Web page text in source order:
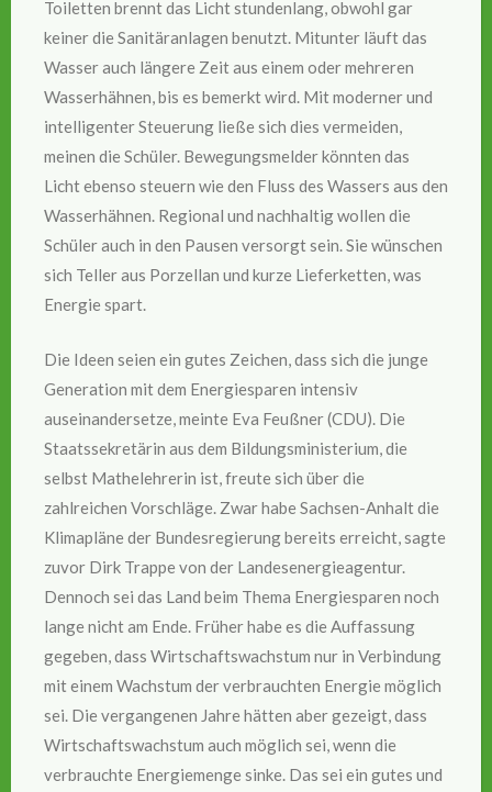
Toiletten brennt das Licht stundenlang, obwohl gar
keiner die Sanitäranlagen benutzt. Mitunter läuft das
Wasser auch längere Zeit aus einem oder mehreren
Wasserhähnen, bis es bemerkt wird. Mit moderner und
intelligenter Steuerung ließe sich dies vermeiden,
meinen die Schüler. Bewegungsmelder könnten das
Licht ebenso steuern wie den Fluss des Wassers aus den
Wasserhähnen. Regional und nachhaltig wollen die
Schüler auch in den Pausen versorgt sein. Sie wünschen
sich Teller aus Porzellan und kurze Lieferketten, was
Energie spart.
Die Ideen seien ein gutes Zeichen, dass sich die junge
Generation mit dem Energiesparen intensiv
auseinandersetze, meinte Eva Feußner (CDU). Die
Staatssekretärin aus dem Bildungsministerium, die
selbst Mathelehrerin ist, freute sich über die
zahlreichen Vorschläge. Zwar habe Sachsen-Anhalt die
Klimapläne der Bundesregierung bereits erreicht, sagte
zuvor Dirk Trappe von der Landesenergieagentur.
Dennoch sei das Land beim Thema Energiesparen noch
lange nicht am Ende. Früher habe es die Auffassung
gegeben, dass Wirtschaftswachstum nur in Verbindung
mit einem Wachstum der verbrauchten Energie möglich
sei. Die vergangenen Jahre hätten aber gezeigt, dass
Wirtschaftswachstum auch möglich sei, wenn die
verbrauchte Energiemenge sinke. Das sei ein gutes und